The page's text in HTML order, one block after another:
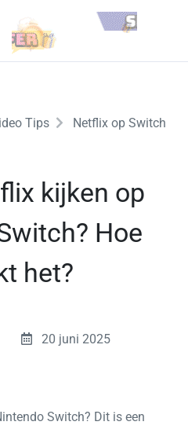
Tips Netflix op Switch
kijken op
Hoe
het?
20 juni 2025
Switch? Dit is een